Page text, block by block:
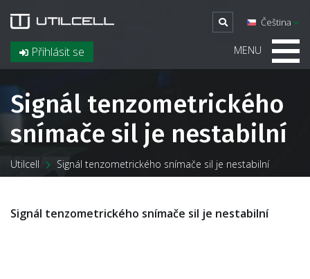
Přihlásit se
Čeština
MENU
Signál tenzometrického
snímače sil je nestabilní
Utilcell Signál tenzometrického snímače sil je nestabilní
Signál tenzometrického snímače sil je nestabilní